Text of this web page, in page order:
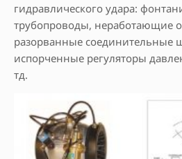
гидравлического удара:
трубопроводы, неработающие
разорванные соединительные
испорченные регуляторы
тд.